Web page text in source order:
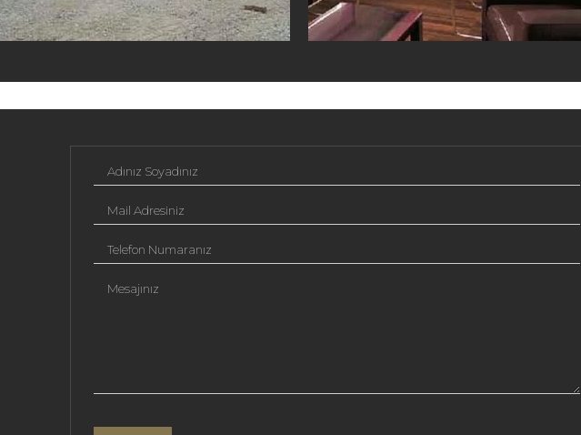
Adınız Soyadınız
Mail Adresiniz
Telefon Numaranız
Mesajınız